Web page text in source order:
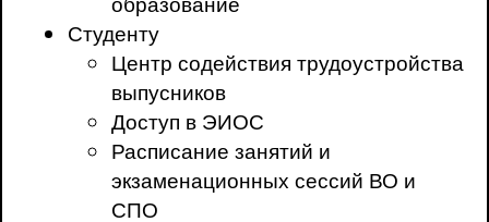
Студенту
Центр содействия трудоустройства
выпусников
Доступ в ЭИОС
Расписание занятий и
экзаменационных сессий ВО и
СПО